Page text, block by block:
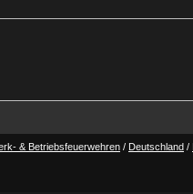
& Betriebsfeuerwehren / Deutschland /